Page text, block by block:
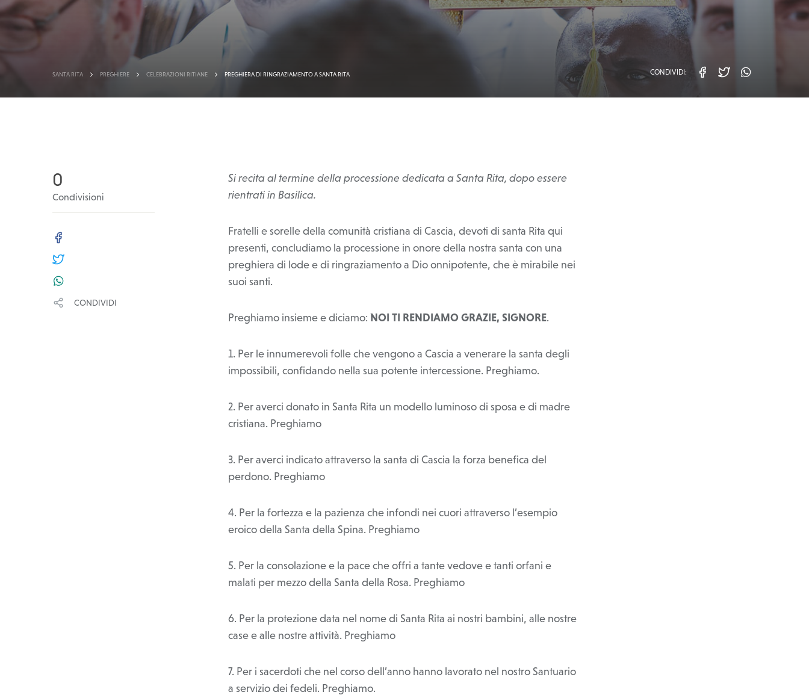
SANTA RITA> PREGHIERE> CELEBRAZIONI RITIANE> PREGHIERA DI RINGRAZIAMENTO A SANTA RITA CONDIVIDI:
facebook
twitter
0
Condivisioni
FACEBOOK
TWITTER
WHATSAPP
CONDIVIDI
Si recita al termine della processione dedicata a Santa Rita, dopo essere
rientrati in Basilica.
Fratelli e sorelle della comunità cristiana di Cascia, devoti di santa Rita qui
presenti, concludiamo la processione in onore della nostra santa con una
preghiera di lode e di ringraziamento a Dio onnipotente, che è mirabile nei
suoi santi.
Preghiamo insieme e diciamo:NOI TI RENDIAMO GRAZIE, SIGNORE.
1. Per le innumerevoli folle che vengono a Cascia a venerare la santa degli
impossibili, confidando nella sua potente intercessione. Preghiamo.
2. Per averci donato in Santa Rita un modello luminoso di sposa e di madre
cristiana. Preghiamo
3. Per averci indicato attraverso la santa di Cascia la forza benefica del
perdono. Preghiamo
4. Per la fortezza e la pazienza che infondi nei cuori attraverso l’esempio
eroico della Santa della Spina. Preghiamo
5. Per la consolazione e la pace che offri a tante vedove e tanti orfani e
malati per mezzo della Santa della Rosa. Preghiamo
6. Per la protezione data nel nome di Santa Rita ai nostri bambini, alle nostre
case e alle nostre attività. Preghiamo
7. Per i sacerdoti che nel corso dell’anno hanno lavorato nel nostro Santuario
a servizio dei fedeli. Preghiamo.